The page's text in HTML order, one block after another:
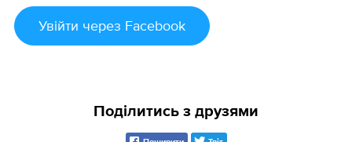
Увійти через Facebook
Поділитись з друзями